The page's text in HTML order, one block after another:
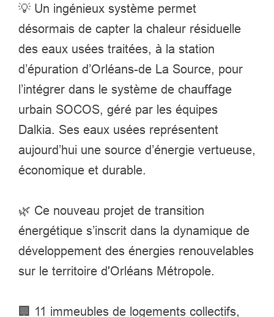
💡 Un ingénieux système permet
désormais de capter la chaleur résiduelle
des eaux usées traitées, à la station
d’épuration d’Orléans-de La Source, pour
l’intégrer dans le système de chauffage
urbain SOCOS, géré par les équipes
Dalkia. Ses eaux usées représentent
aujourd’hui une source d’énergie vertueuse,
économique et durable.
🌿 Ce nouveau projet de transition
énergétique s’inscrit dans la dynamique de
développement des énergies renouvelables
sur le territoire d'Orléans Métropole.
🏢 11 immeubles de logements collectifs,